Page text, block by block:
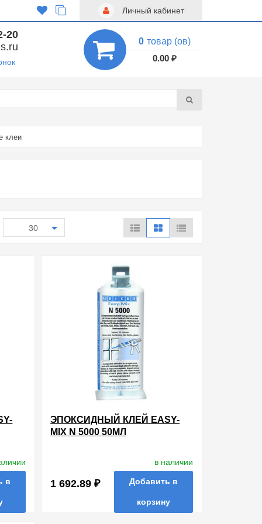
Личный кабинет
20
0 товар (ов)
0.00 ₽
клеи
30
в
в 1 клик
ЭПОКСИДНЫЙ КЛЕЙ EASY-
MIX N 5000 50МЛ
1 692.89 ₽
в наличии
Добавить в
корзину
сравнить купить в 1 клик